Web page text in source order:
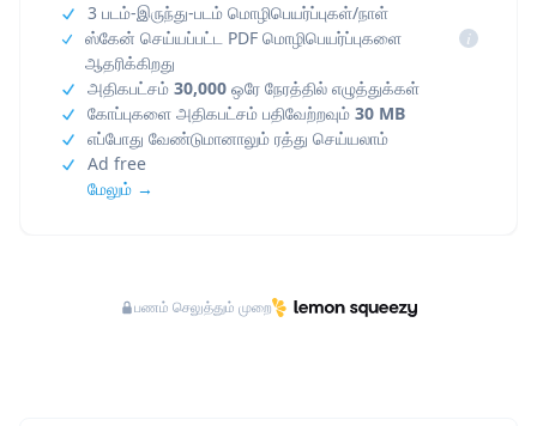
3 படம்-இருந்து-படம் மொழிபெயர்ப்புகள்/நாள்
ஸ்கேன் செய்யப்பட்ட PDF மொழிபெயர்ப்புகளை
ஆதரிக்கிறது
i
அதிகபட்சம் 30,000 ஒரே நேரத்தில் எழுத்துக்கள்
கோப்புகளை அதிகபட்சம் பதிவேற்றவும் 30 MB
எப்போது வேண்டுமானாலும் ரத்து செய்யலாம்
Ad free
மேலும் →
பணம் செலுத்தும் முறை